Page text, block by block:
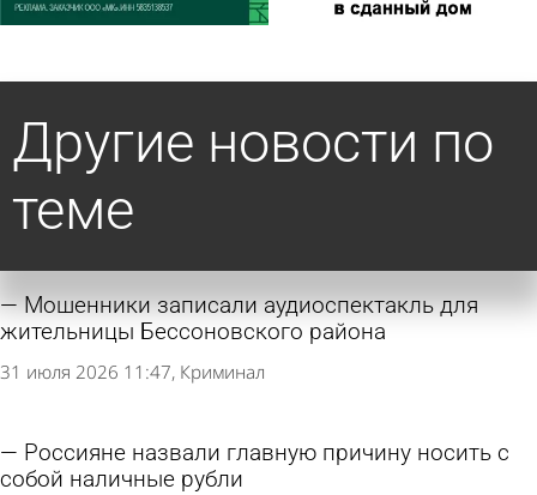
Другие новости по
теме
Мошенники записали аудиоспектакль для
жительницы Бессоновского района
31 июля 2026 11:47 Криминал
Россияне назвали главную причину носить с
собой наличные рубли